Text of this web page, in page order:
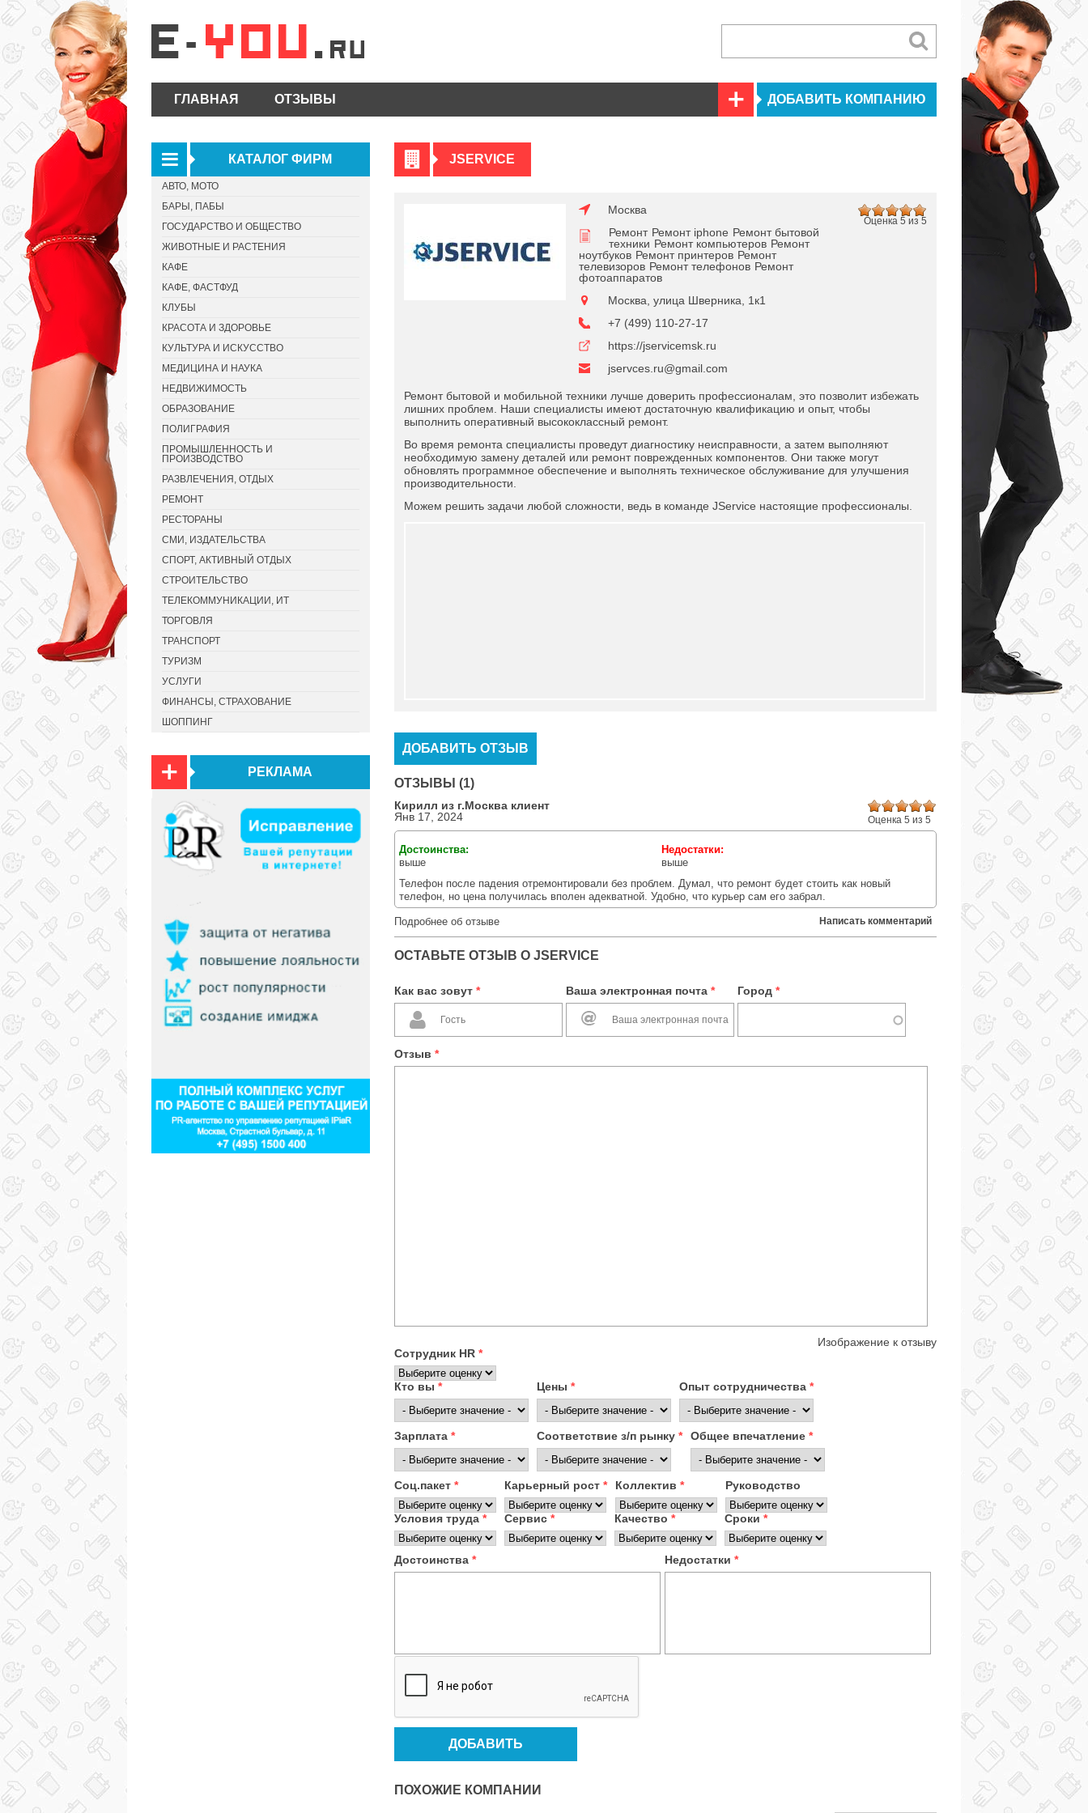
ГЛАВНАЯ ОТЗЫВЫ ДОБАВИТЬ КОМПАНИЮ
JSERVICE
Оценка 5 из 5
Москва
Ремонт Ремонт iphone Ремонт бытовой
техники Ремонт компьютеров Ремонт
ноутбуков Ремонт принтеров Ремонт
телевизоров Ремонт телефонов Ремонт
фотоаппаратов
Москва, улица Шверника, 1к1
+7 (499) 110-27-17
https://jservicemsk.ru
jservces.ru@gmail.com
Ремонт бытовой и мобильной техники лучше доверить профессионалам, это позволит избежать
лишних проблем. Наши специалисты имеют достаточную квалификацию и опыт, чтобы
выполнить оперативный высококлассный ремонт.
Во время ремонта специалисты проведут диагностику неисправности, а затем выполняют
необходимую замену деталей или ремонт поврежденных компонентов. Они также могут
обновлять программное обеспечение и выполнять техническое обслуживание для улучшения
производительности.
Можем решить задачи любой сложности, ведь в команде JService настоящие профессионалы.
ДОБАВИТЬ ОТЗЫВ
ОТЗЫВЫ (1)
Оценка 5 из 5
Кирилл из г.Москва клиент
Янв 17, 2024
Достоинства:
выше
Недостатки:
выше
Телефон после падения отремонтировали без проблем. Думал, что ремонт будет стоить как новый
телефон, но цена получилась вполен адекватной. Удобно, что курьер сам его забрал.
Подробнее об отзыве Написать комментарий
ОСТАВЬТЕ ОТЗЫВ О JSERVICE
Как вас зовут * Ваша электронная почта * Город *
Отзыв *
Изображение к отзыву
Сотрудник HR *
Кто вы * Цены * Опыт сотрудничества *
Зарплата * Соответствие з/п рынку * Общее впечатление *
Соц.пакет * Карьерный рост * Коллектив * Руководство
Условия труда * Сервис * Качество * Сроки *
Достоинства * Недостатки *
ПОХОЖИЕ КОМПАНИИ
КАТАЛОГ ФИРМ
АВТО, МОТО
БАРЫ, ПАБЫ
ГОСУДАРСТВО И ОБЩЕСТВО
ЖИВОТНЫЕ И РАСТЕНИЯ
КАФЕ
КАФЕ, ФАСТФУД
КЛУБЫ
КРАСОТА И ЗДОРОВЬЕ
КУЛЬТУРА И ИСКУССТВО
МЕДИЦИНА И НАУКА
НЕДВИЖИМОСТЬ
ОБРАЗОВАНИЕ
ПОЛИГРАФИЯ
ПРОМЫШЛЕННОСТЬ И
ПРОИЗВОДСТВО
РАЗВЛЕЧЕНИЯ, ОТДЫХ
РЕМОНТ
РЕСТОРАНЫ
СМИ, ИЗДАТЕЛЬСТВА
СПОРТ, АКТИВНЫЙ ОТДЫХ
СТРОИТЕЛЬСТВО
ТЕЛЕКОММУНИКАЦИИ, ИТ
ТОРГОВЛЯ
ТРАНСПОРТ
ТУРИЗМ
УСЛУГИ
ФИНАНСЫ, СТРАХОВАНИЕ
ШОППИНГ
РЕКЛАМА